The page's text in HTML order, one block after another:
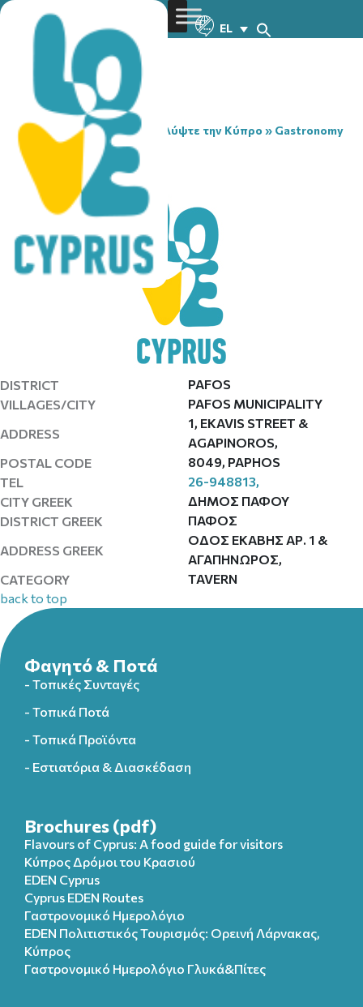
EL
You are here:Home» Ανακαλύψτε την Κύπρο » Gastronomy
» TIGRIS TAVERN
TIGRIS TAVERN
DISTRICT
PAFOS
VILLAGES/CITY
PAFOS MUNICIPALITY
ADDRESS
1, EKAVIS STREET &
AGAPINOROS,
POSTAL CODE
8049, PAPHOS
TEL
26-948813,
CITY GREEK
ΔΗΜΟΣ ΠΑΦΟΥ
DISTRICT GREEK
ΠΑΦΟΣ
ADDRESS GREEK
ΟΔΟΣ ΕΚΑΒΗΣ ΑΡ. 1 &
ΑΓΑΠΗΝΩΡΟΣ,
CATEGORY
TAVERN
back to top
Φαγητό & Ποτά
- Τοπικές Συνταγές
- Τοπικά Ποτά
- Τοπικά Προϊόντα
- Εστιατόρια & Διασκέδαση
Brochures (pdf)
Flavours of Cyprus: A food guide for visitors
Κύπρος Δρόμοι του Κρασιού
EDEN Cyprus
Cyprus EDEN Routes
Γαστρονομικό Ημερολόγιο
EDEN Πολιτιστικός Τουρισμός: Ορεινή Λάρνακας,
Κύπρος
Γαστρονομικό Ημερολόγιo Γλυκά&Πίτες